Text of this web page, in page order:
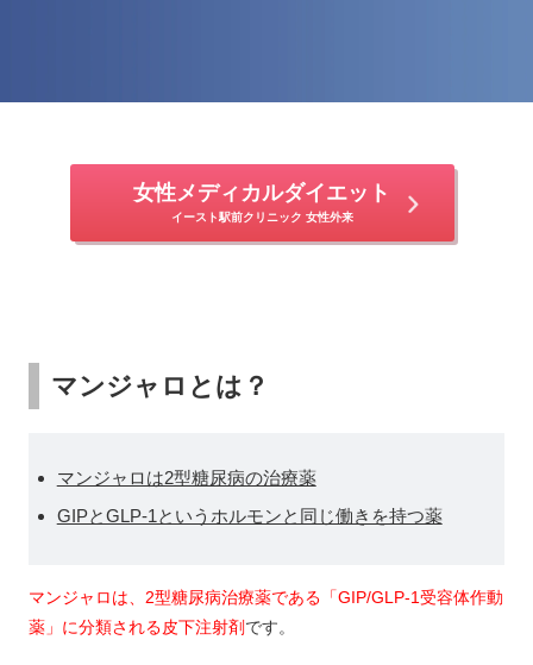
女性メディカルダイエット
イースト駅前クリニック 女性外来
マンジャロとは？
マンジャロは2型糖尿病の治療薬
GIPとGLP-1というホルモンと同じ働きを持つ薬
マンジャロは、2型糖尿病治療薬である「GIP/GLP-1受容体作動
薬」に分類される皮下注射剤 です。